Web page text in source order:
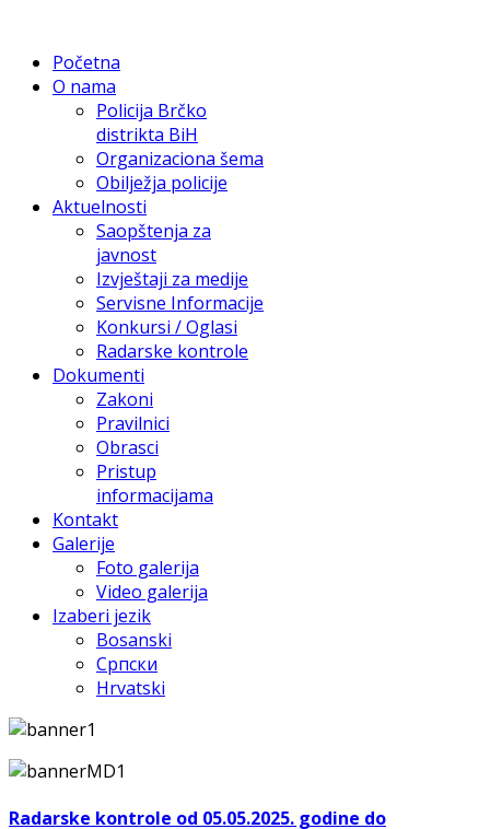
Početna
O nama
Policija Brčko
distrikta BiH
Organizaciona šema
Obilježja policije
Aktuelnosti
Saopštenja za
javnost
Izvještaji za medije
Servisne Informacije
Konkursi / Oglasi
Radarske kontrole
Dokumenti
Zakoni
Pravilnici
Obrasci
Pristup
informacijama
Kontakt
Galerije
Foto galerija
Video galerija
Izaberi jezik
Bosanski
Српски
Hrvatski
Radarske kontrole od 05.05.2025. godine do